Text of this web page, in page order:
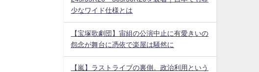
少なワイド仕様とは
【宝塚歌劇団】宙組の公演中止に有愛きいの
怨念が舞台に憑依で楽屋は騒然に
【嵐】ラストライブの裏側。政治利用という